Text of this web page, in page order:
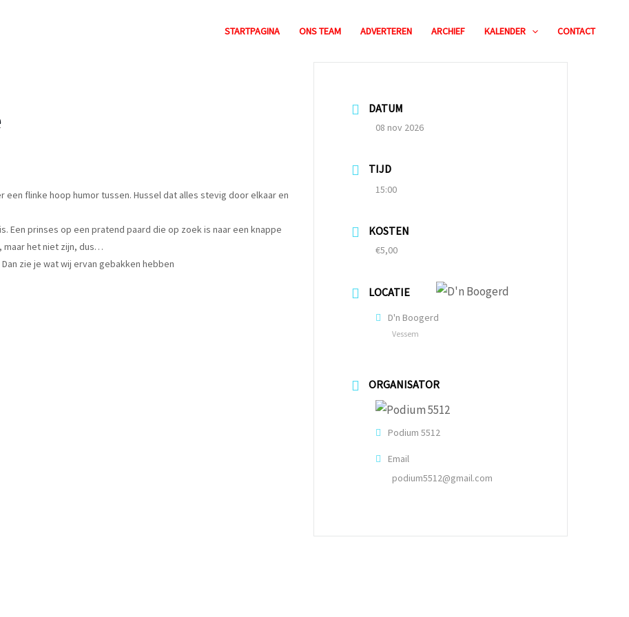
STARTPAGINA ONS TEAM ADVERTEREN ARCHIEF KALENDER CONTACT
een flinke hoop humor tussen. Hussel dat alles stevig door elkaar en
Een prinses op een pratend paard die op zoek is naar een knappe
maar het niet zijn, dus…
zie je wat wij ervan gebakken hebben
DATUM
08 nov 2026
TIJD
15:00
KOSTEN
€5,00
LOCATIE
D'n Boogerd
Vessem
ORGANISATOR
Podium 5512
Email
podium5512@gmail.com